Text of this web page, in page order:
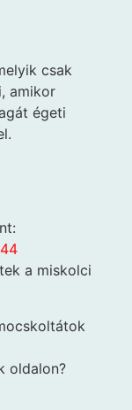
csak
amikor
égeti
a miskolci
oldalon?